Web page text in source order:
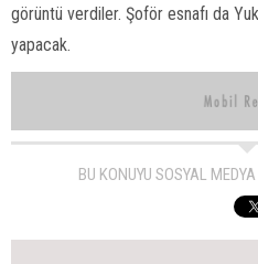
görüntü verdiler. Şoför esnafı da
yapacak.
BU KONUYU SOSYAL